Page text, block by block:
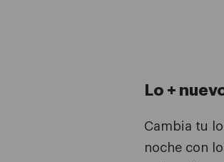
Lo +
Cambia tu
noche con